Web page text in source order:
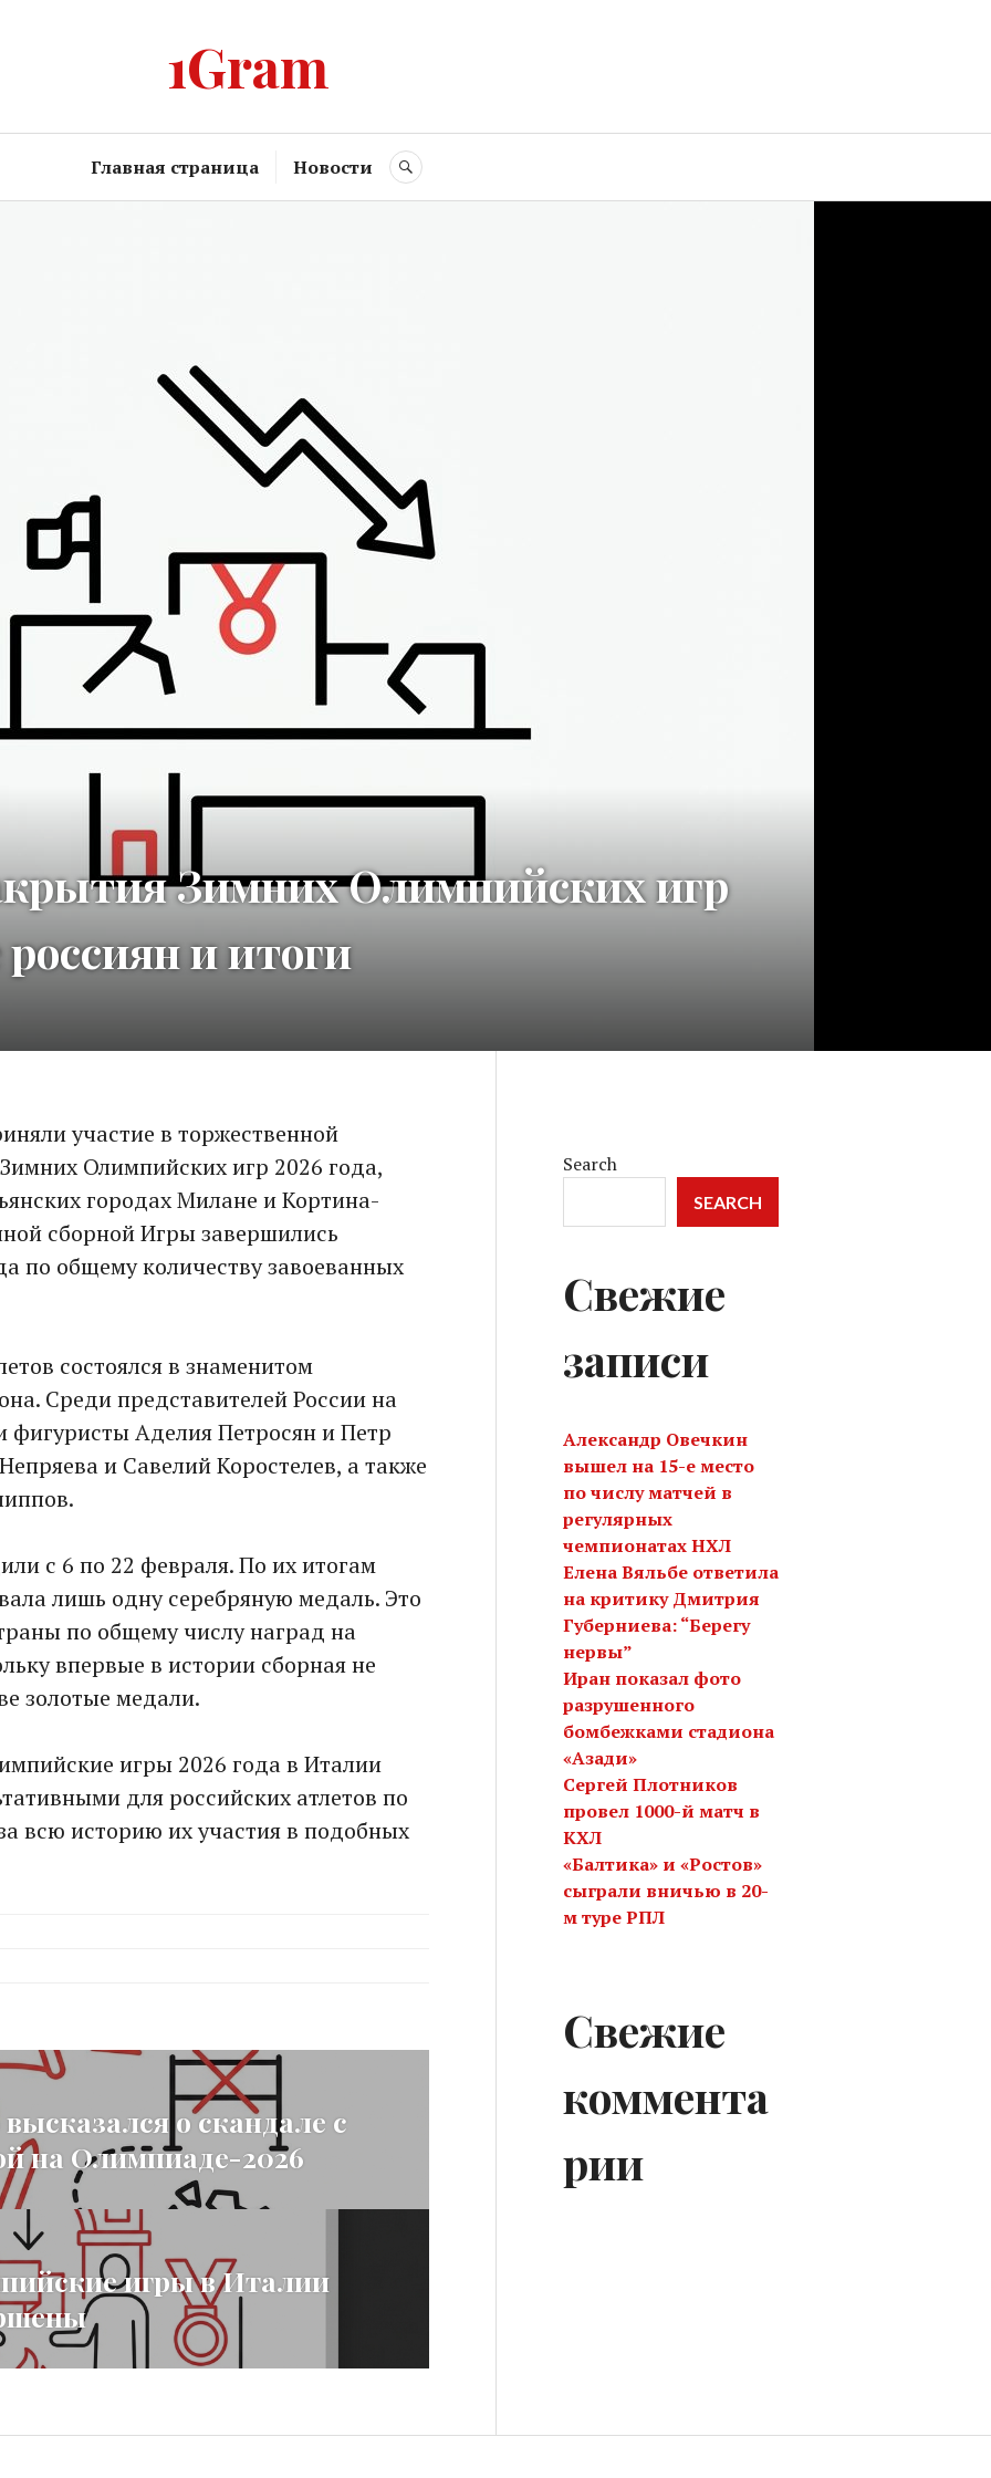
1Gram
Главная страница Новости SEARCH
Зимних Олимпийских игр
и итоги
участие в торжественной
Олимпийских игр 2026 года,
городах Милане и Кортина-
сборной Игры завершились
по общему количеству завоеванных
состоялся в знаменитом
Среди представителей России на
фигуристы Аделия Петросян и Петр
и Савелий Коростелев, а также
с 6 по 22 февраля. По их итогам
лишь одну серебряную медаль. Это
по общему числу наград на
впервые в истории сборная не
золотые медали.
игры 2026 года в Италии
для российских атлетов по
всю историю их участия в подобных
о скандале с
на Олимпиаде-2026
игры в Италии
Search
SEARCH
Свежие
записи
Александр Овечкин
вышел на 15-е место
по числу матчей в
регулярных
чемпионатах НХЛ
Елена Вяльбе ответила
на критику Дмитрия
Губерниева: “Берегу
нервы”
Иран показал фото
разрушенного
бомбежками стадиона
«Азади»
Сергей Плотников
провел 1000-й матч в
КХЛ
«Балтика» и «Ростов»
сыграли вничью в 20-
м туре РПЛ
Свежие
коммента
рии